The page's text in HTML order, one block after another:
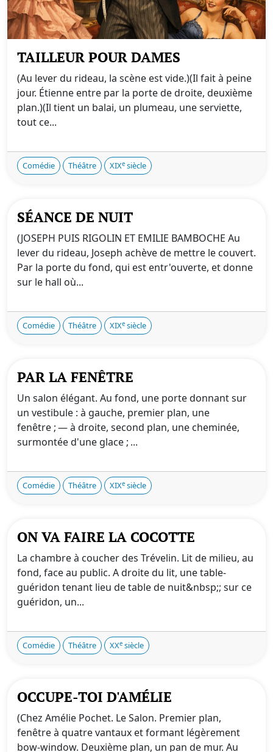
TAILLEUR POUR DAMES
(Au lever du rideau, la scène est vide.)(Il fait à peine
jour. Étienne entre par la porte de droite, deuxième
plan.)(Il tient un balai, un plumeau, une serviette,
tout ce...
Comédie Théâtre XIXe siècle
SÉANCE DE NUIT
(JOSEPH PUIS RIGOLIN ET EMILIE BAMBOCHE Au
lever du rideau, Joseph achève de mettre le couvert.
Par la porte du fond, qui est entr'ouverte, et donne
sur le hall où...
Comédie Théâtre XIXe siècle
PAR LA FENÊTRE
Un salon élégant. Au fond, une porte donnant sur
un vestibule : à gauche, premier plan, une
fenêtre ; — à droite, second plan, une cheminée,
surmontée d'une glace ; ...
Comédie Théâtre XIXe siècle
ON VA FAIRE LA COCOTTE
La chambre à coucher des Trévelin. Lit de milieu, au
fond, face au public. A droite du lit, une table-
guéridon tenant lieu de table de nuit&nbsp;; sur ce
guéridon, un...
Comédie Théâtre XXe siècle
OCCUPE-TOI D'AMÉLIE
(Chez Amélie Pochet. Le Salon. Premier plan,
fenêtre à quatre vantaux et formant légèrement
bow-window. Deuxième plan, un pan de mur. Au